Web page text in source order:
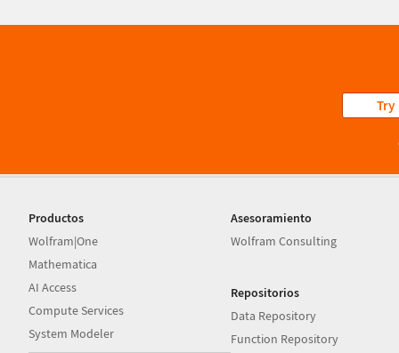
Try
Productos
Wolfram|One
Mathematica
AI Access
Compute Services
System Modeler
Asesoramiento
Wolfram Consulting
Repositorios
Data Repository
Function Repository